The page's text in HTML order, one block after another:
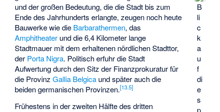
B
li
c
k
a
u
f
di
e
s
p
und der großen Bedeutung, die die Stadt bis zum
Ende des Jahrhunderts erlangte, zeugen noch heute
Bauwerke wie die Barbarathermen, das
Amphitheater und die 6,4 Kilometer lange
Stadtmauer mit dem erhaltenen nördlichen Stadttor,
der Porta Nigra. Politisch erfuhr die Stadt
Aufwertung durch den Sitz der Finanzprokuratur für
die ProvinzGallia Belgica und später auch die
beiden germanischen Provinzen.[13.5]
Frühestens in der zweiten Hälfte des dritten